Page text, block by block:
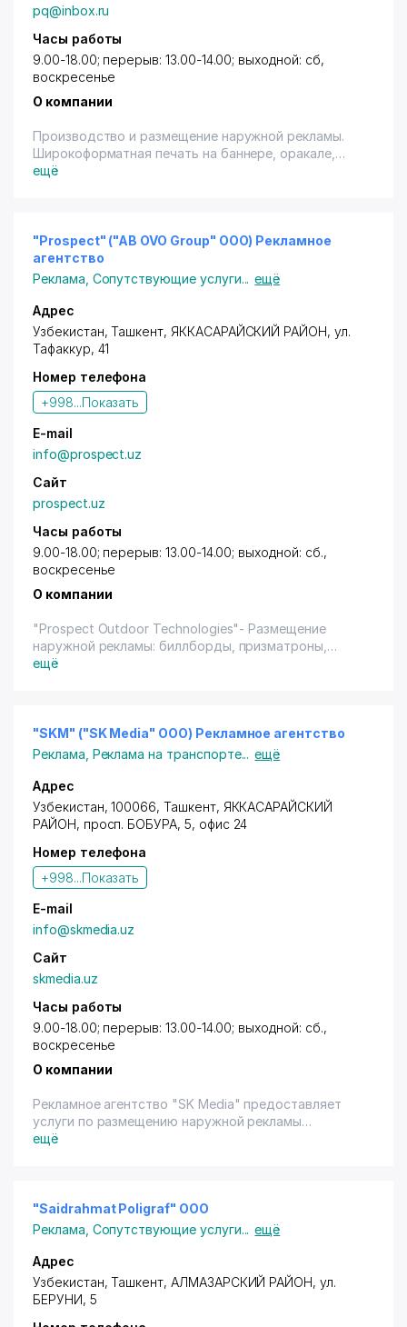
pq@inbox.ru
Часы работы
9.00-18.00; перерыв: 13.00-14.00; выходной: сб,
воскресенье
О компании
Производство и размещение наружной рекламы.
Широкоформатная печать на баннере, оракале,
самоклейке, фотобумаге, холсте, беклайте, ткани и
крышных установок. Размещение и аренда
билбордов. Изготовление выставочных
конструкций. Оформление автотранспорта. Дизайн
рекламы.
Дополнительные контактные телефоны: (99893)
390-55-58, (99897) 104-80-44.
ещё
"Prospect" ("AB OVO Group" ООО) Рекламное
агентство
Реклама Сопутствующие услуги... ещё
Адрес
Узбекистан,Ташкент, ЯККАСАРАЙСКИЙ РАЙОН, ул.
Тафаккур, 41
Номер телефона
+998...Показать
E-mail
info@prospect.uz
Сайт
prospect.uz
Часы работы
9.00-18.00; перерыв: 13.00-14.00; выходной: сб.,
воскресенье
О компании
"Prospect Outdoor Technologies"- Размещение
наружной рекламы: биллборды, призматроны,
крышные установки, брэндмауэры, сити форматы,
ещё
"SKM" ("SK Media" ООО) Рекламное агентство
Реклама Реклама на транспорте... ещё
Адрес
Узбекистан, 100066, Ташкент, ЯККАСАРАЙСКИЙ
РАЙОН, просп. БОБУРА, 5, офис 24
Номер телефона
+998...Показать
E-mail
info@skmedia.uz
Сайт
skmedia.uz
Часы работы
9.00-18.00; перерыв: 13.00-14.00; выходной: сб.,
воскресенье
О компании
Рекламное агентство "SK Media" предоставляет
услуги по размещению наружной рекламы
(нестандартные высокотехнологичные
призматроны). Реклама в аэропорту (световые
короба, сити-форматы, нестандартные
конструкции, а также размещение рекламы на ТВ-
мониторах внутри аэропорта), на вокзале (сити-
форматы, световые короба). Оформление
автотранспорта. Реклама на ТВ, радио.
ещё
"Saidrahmat Poligraf" ООО
Реклама Сопутствующие услуги... ещё
Адрес
Узбекистан,Ташкент, АЛМАЗАРСКИЙ РАЙОН,ул.
БЕРУНИ, 5